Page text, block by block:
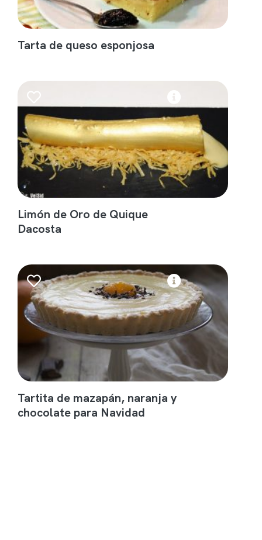
Tarta de queso esponjosa
Limón de Oro de Quique
Dacosta
Tartita de mazapán, naranja y
chocolate para Navidad